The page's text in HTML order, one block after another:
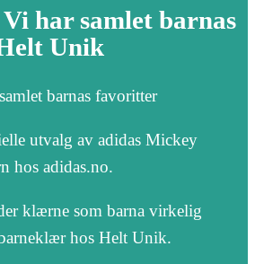
har samlet barnas
Unik
barnas favoritter
utvalg av adidas Mickey
hos adidas.no.
klærne som barna virkelig
hos Helt Unik.